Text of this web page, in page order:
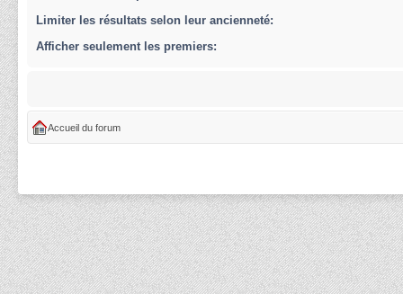
Limiter les résultats selon leur ancienneté:
Afficher seulement les premiers:
Accueil du forum